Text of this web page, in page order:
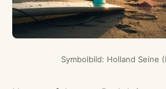
Symbolbild: Holland Seine